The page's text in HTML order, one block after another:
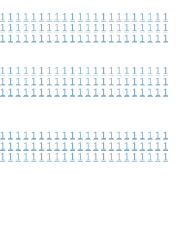
1 1 1 1 1 1 1 1 1 1 1 1 1 1 1 1 1 1 1 1 1 1
1 1 1 1 1 1 1 1 1 1 1 1 1 1 1 1 1 1 1 1 1 1
1 1 1 1 1 1 1 1 1 1 1 1 1 1 1 1 1 1 1 1 1 1
1 1 1 1 1 1 1 1 1 1 1 1 1 1 1 1 1 1 1 1 1 1
1 1 1 1 1 1 1 1 1 1 1 1 1 1 1 1 1 1 1 1 1 1
1 1 1 1 1 1 1 1 1 1 1 1 1 1 1 1 1 1 1 1 1 1
1 1 1 1 1 1 1 1 1 1 1 1 1 1 1 1 1 1 1 1 1 1
1 1 1 1 1 1 1 1 1 1 1 1 1 1 1 1 1 1 1 1 1 1
1 1 1 1 1 1 1 1 1 1 1 1 1 1 1 1 1 1 1 1 1 1